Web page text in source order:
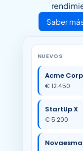
Saber
NUEVOS
Acme Corp
€ 12.450
StartUp X
€ 5.200